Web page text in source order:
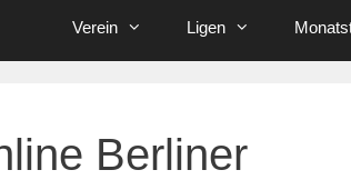
Verein Ligen
Berliner